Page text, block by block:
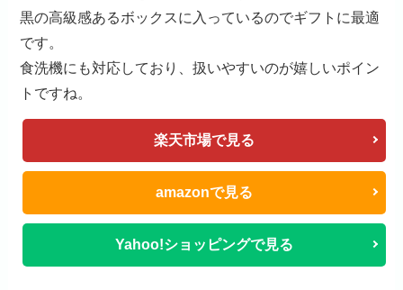
出典:Yahoo!ショッピング
3色の中から2つを選びセットにできる切子グラス。
職人が一つ一つ手造りしており、細やかな模様が美し
く、宝石のような輝きと透明感が魅力です。
色味や注ぐ飲み物によって雰囲気の変化を感じていただ